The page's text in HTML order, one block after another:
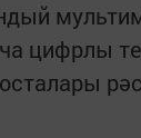
цифрлы